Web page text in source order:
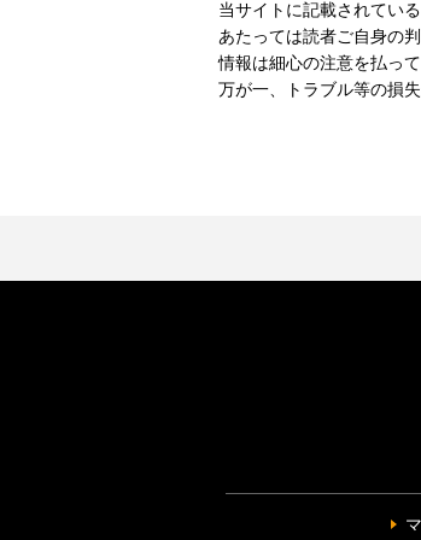
当サイトに記載されてい
あたっては読者ご自身の
情報は細心の注意を払っ
万が一、トラブル等の損